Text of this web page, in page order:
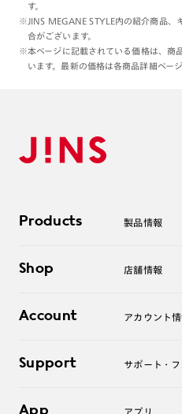
す。
※JINS MEGANE STYLE内の紹介商品、
合がございます。
※本ページに記載されている価格は、商
います。最新の価格は各商品詳細ペー
Products 製品情報
サングラス
コンタクトレンズ
アクセサリー
Shop 店舗情報
オンラインショップ
Account アカウント
ログアウト
Support サポート・フ
アプリ